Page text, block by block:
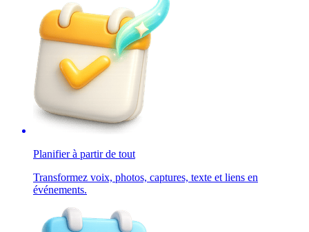
Planifier à partir de tout
Transformez voix, photos, captures, texte et liens en
événements.